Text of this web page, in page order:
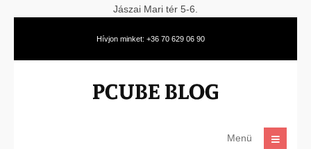
Jászai Mari tér 5-6.
Hívjon minket: +36 70 629 06 90
Menü